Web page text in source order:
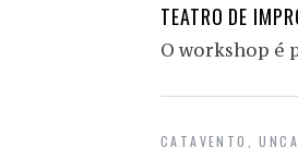
TEATRO DE
O workshop é
CATAVENTO ,